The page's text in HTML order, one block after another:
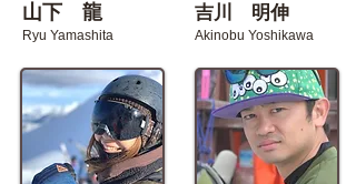
​山下 龍
​Ryu Yamashita
​吉川 明伸
Akinobu Yoshikawa